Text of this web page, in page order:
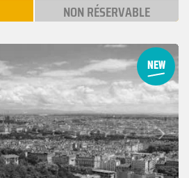
NON RÉSERVABLE
Suivant